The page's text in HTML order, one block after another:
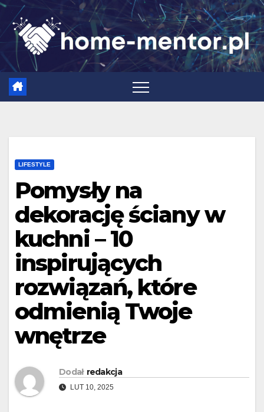
Skip
content
LIFESTYLE
Pomysły na
dekorację ściany w
kuchni – 10
inspirujących
rozwiązań, które
odmienią Twoje
wnętrze
Dodał redakcja
LUT 10, 2025